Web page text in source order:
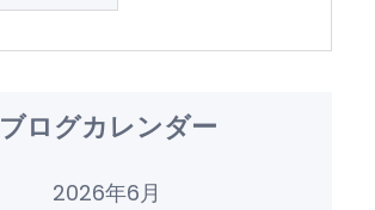
ブログカレンダー
2026年6月